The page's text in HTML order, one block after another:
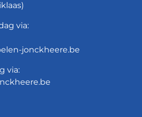
via:
jonckheere.be
via: